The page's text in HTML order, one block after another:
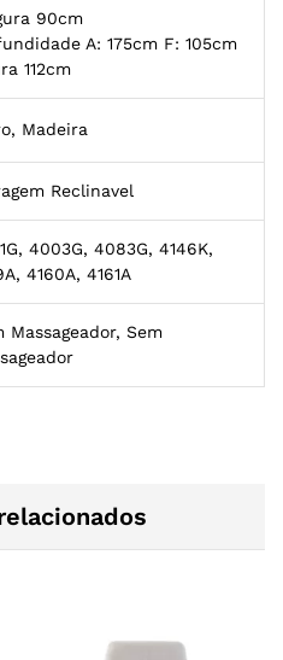
90cm
A: 175cm F: 105cm
112cm
Madeira
Reclinavel
4003G, 4083G, 4146K,
4160A, 4161A
Massageador, Sem